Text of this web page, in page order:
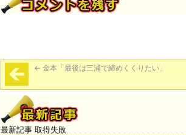
← 金本「最後は三浦で締めくくりたい」
最新記事 取得失敗